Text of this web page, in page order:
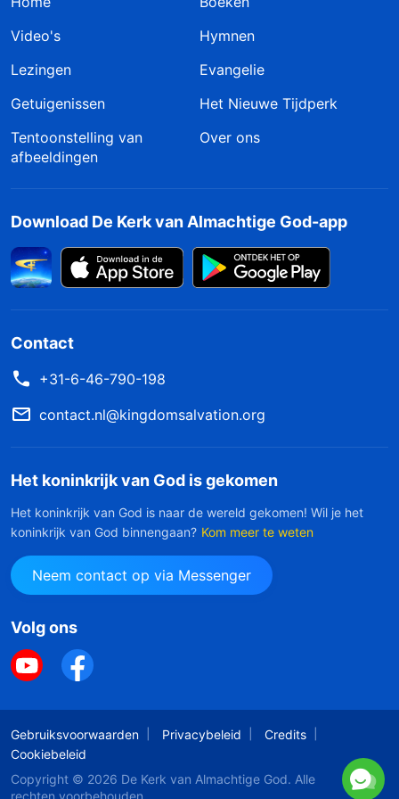
Video's
Hymnen
Lezingen
Evangelie
Getuigenissen
Het Nieuwe Tijdperk
Tentoonstelling van
afbeeldingen
Over ons
Download De Kerk van Almachtige God-app
Contact
+31-6-46-790-198
contact.nl@kingdomsalvation.org
Het koninkrijk van God is gekomen
Het koninkrijk van God is naar de wereld gekomen! Wil je het
koninkrijk van God binnengaan? Kom meer te weten
Neem contact op via Messenger
Volg ons
Gebruiksvoorwaarden Privacybeleid
Credits
Cookiebeleid
Copyright © 2026 De Kerk van Almachtige God. Alle
rechten voorbehouden.